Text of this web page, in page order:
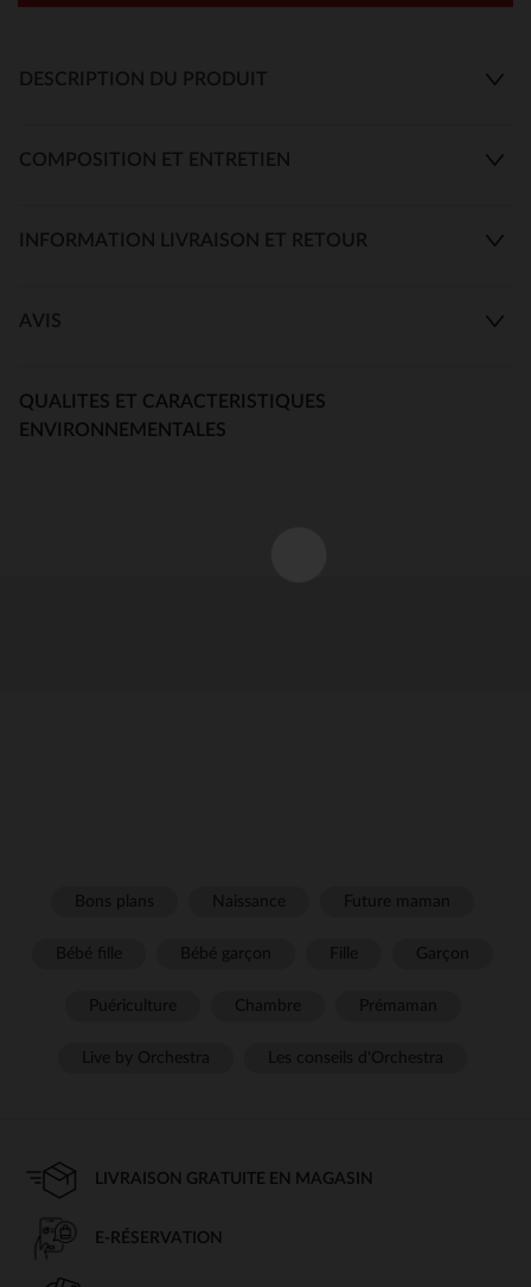
DESCRIPTION DU PRODUIT
COMPOSITION ET ENTRETIEN
INFORMATION LIVRAISON ET RETOUR
AVIS
QUALITES ET CARACTERISTIQUES
ENVIRONNEMENTALES
LIVRAISON GRATUITE EN MAGASIN
E-RÉSERVATION